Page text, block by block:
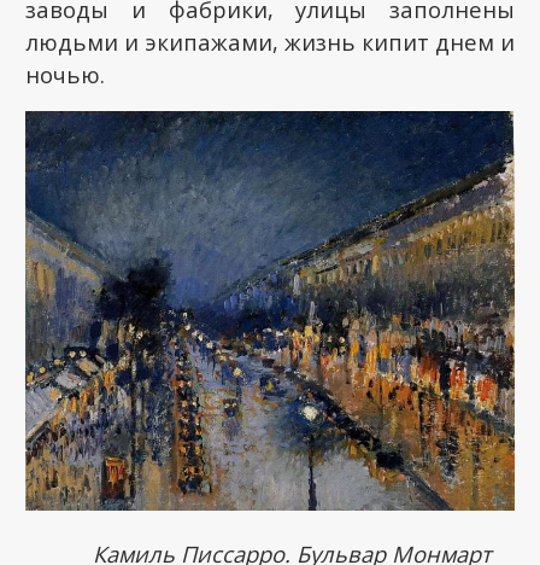
заводы и фабрики, улицы заполнены
людьми и экипажами, жизнь кипит днем и
ночью.
Камиль Писсарро. Бульвар Монмарт